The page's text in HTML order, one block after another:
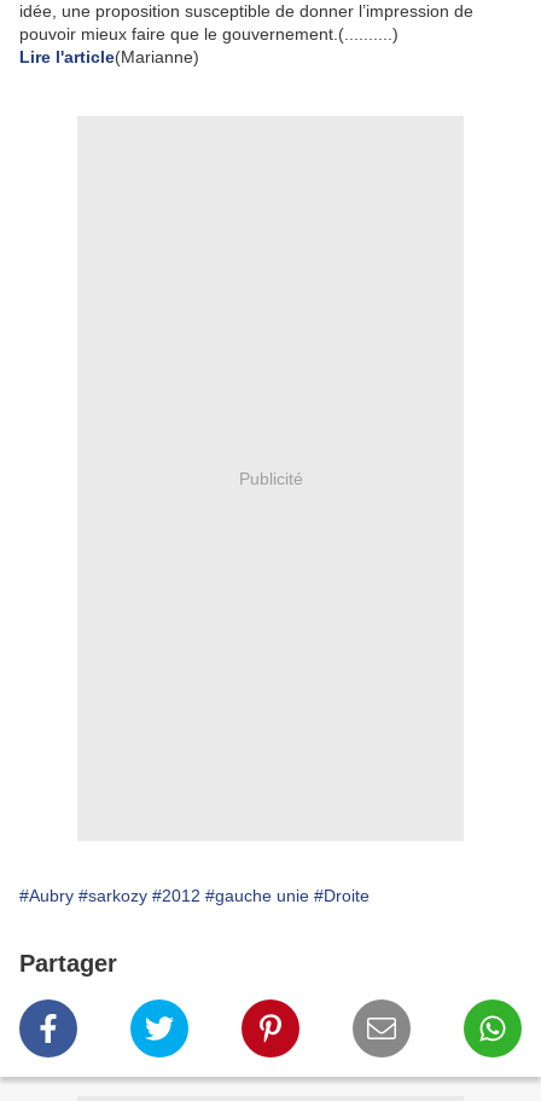
idée, une proposition susceptible de donner l’impression de
pouvoir mieux faire que le gouvernement.(..........)
Lire l'article(Marianne)
Publicité
#Aubry #sarkozy #2012 #gauche unie #Droite
Partager